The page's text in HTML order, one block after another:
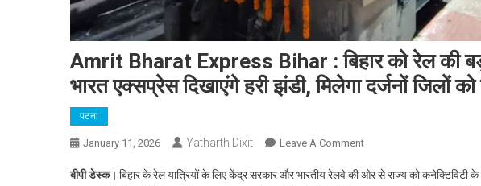
Amrit Bharat Express Bihar : बिहार को रेल की
भारत एक्सप्रेस दिखाएंगे हरी झंडी, मिलेगा दर्जनों जिलों
पटना
January 11, 2026 Yatharth Dixit Leave A CommentOn
Bharat
बीपी डेस्क। बिहार के रेल यात्रियों के लिए केंद्र सरकार और भारतीय रेलवे की ओर से राज्य को कनेक्टिविटी